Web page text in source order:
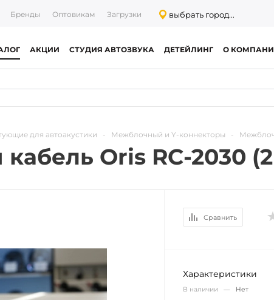
Бренды Оптовикам Загрузки выбрать город...
АКЦИИ СТУДИЯ АВТОЗВУКА ДЕТЕЙЛИНГ О
для автоакустики - Межблочный и Y-коннекторы -
Oris RC-2030
Сравнить
Характеристики
В наличии — Нет